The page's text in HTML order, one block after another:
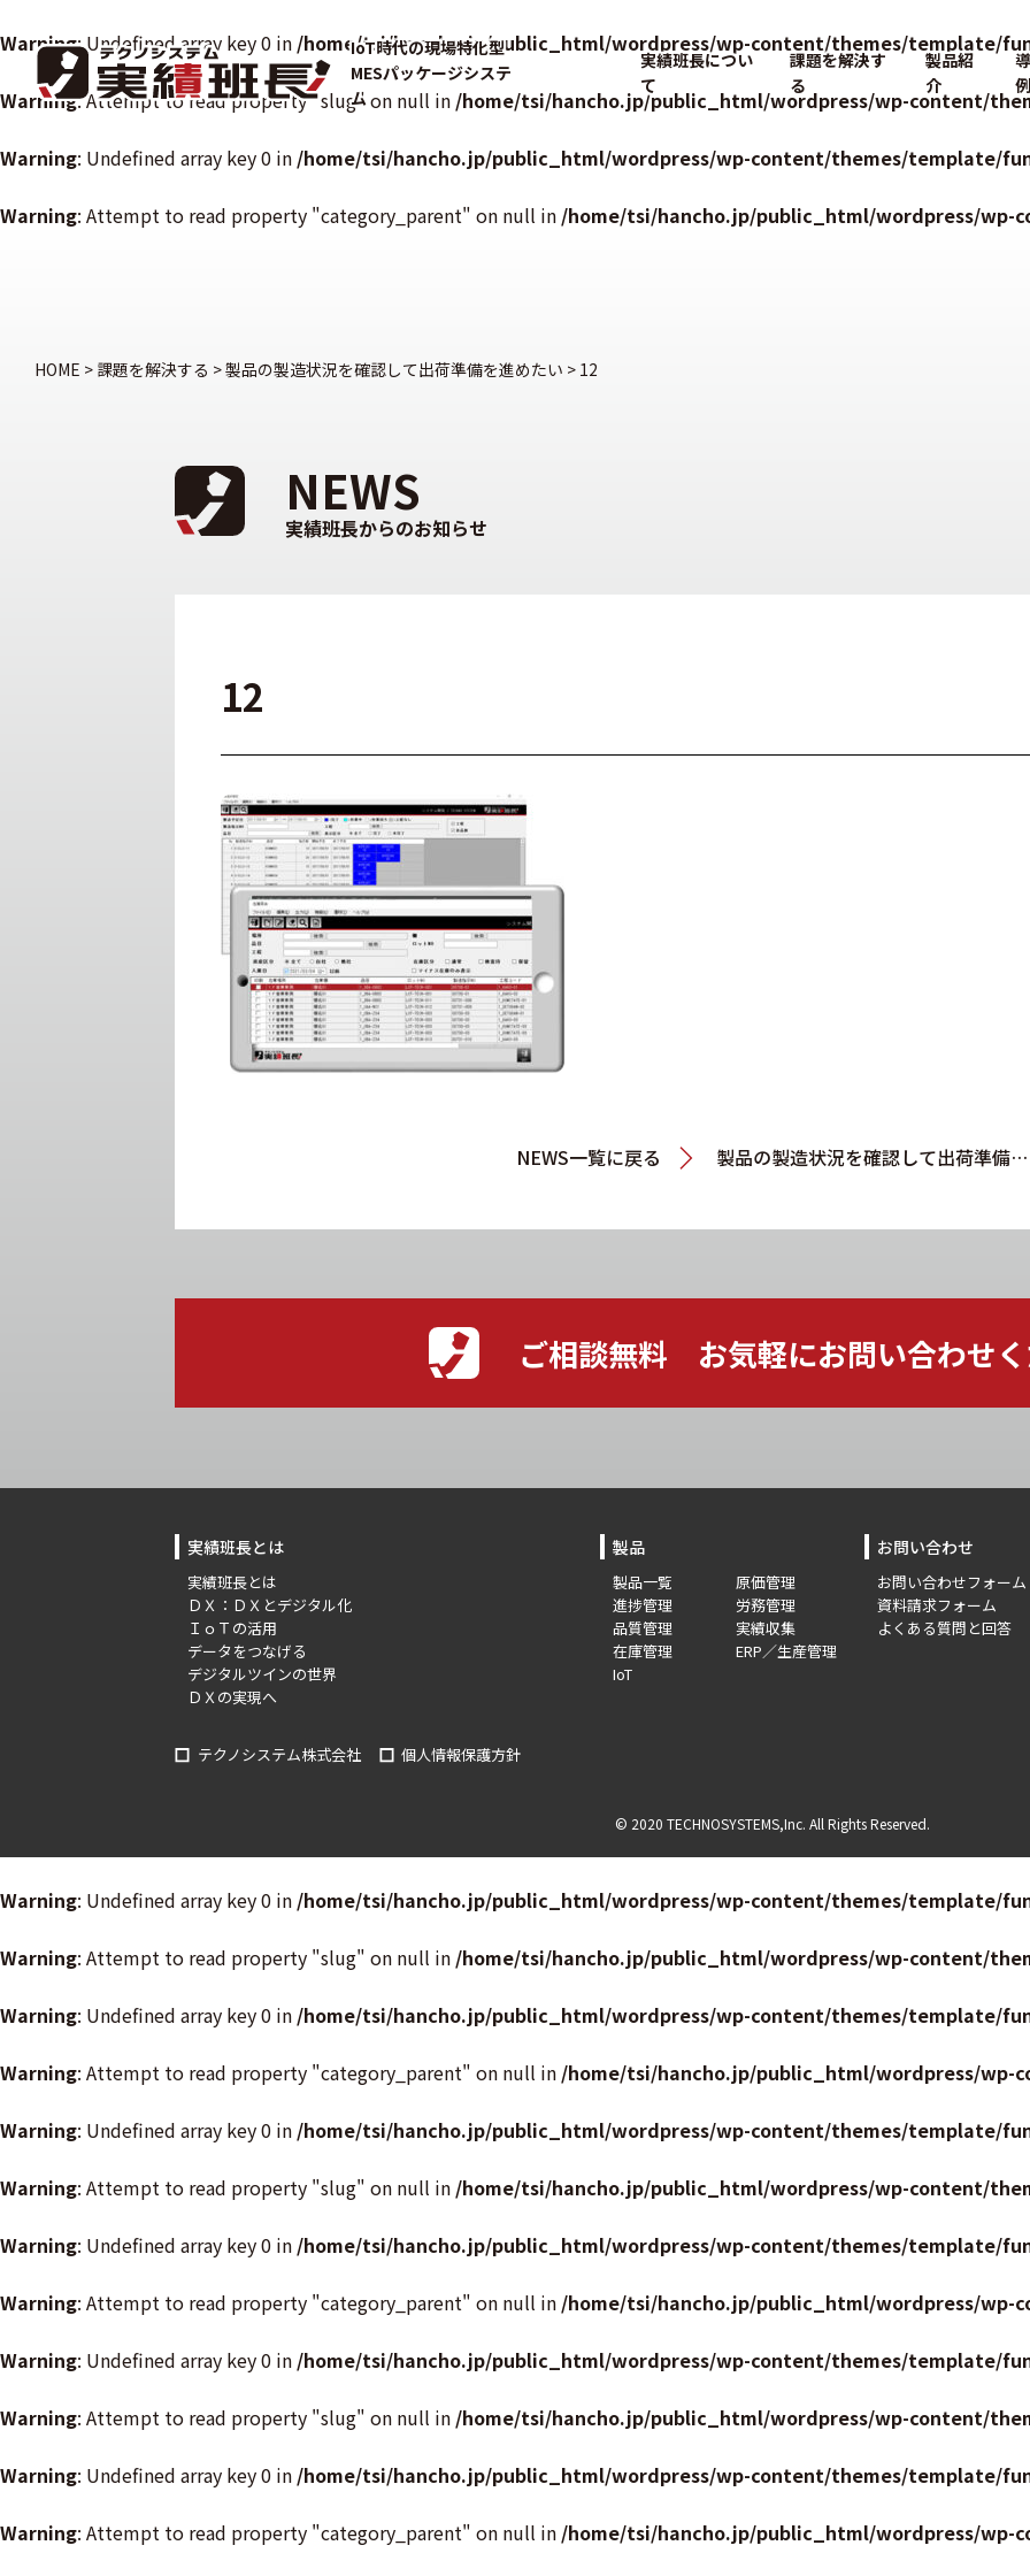
Warning: Undefined array key 0 in /home/tsi/hancho.jp/public_html/wordpress/wp-content/themes/template/
Warning: Attempt to read property "slug" on null in /home/tsi/hancho.jp/public_html/wordpress/wp-content/
Warning: Undefined array key 0 in /home/tsi/hancho.jp/public_html/wordpress/wp-content/themes/template/
Warning: Attempt to read property "category_parent" on null in /home/tsi/hancho.jp/public_html/wordpress/
IoT時代の現場特化型
MESパッケージシステ
ム
実績班長につい
て
課題を解決す
る
製品紹
介
例
HOME > 課題を解決する >製品の製造状況を確認して出荷準備を進めたい > 12
NEWS
実績班長からのお知らせ
12
NEWS一覧に戻る 製品の製造状況を確認して出荷準備を進めたい
ご相談無料 お気軽にお問い合わせ
実績班長とは
実績班長とは
ＤＸ：ＤＸとデジタル化
ＩｏＴの活用
データをつなげる
デジタルツインの世界
ＤＸの実現へ
製品
製品一覧
進捗管理
品質管理
在庫管理
IoT
原価管理
労務管理
実績収集
ERP／生産管理
お問い合わせ
お問い合わせフォーム
資料請求フォーム
よくある質問と回答
テクノシステム株式会社 個人情報保護方針
© 2020 TECHNOSYSTEMS,Inc. All Rights Reserved.
Warning: Undefined array key 0 in /home/tsi/hancho.jp/public_html/wordpress/wp-content/themes/template/
Warning: Attempt to read property "slug" on null in /home/tsi/hancho.jp/public_html/wordpress/wp-content/
Warning: Undefined array key 0 in /home/tsi/hancho.jp/public_html/wordpress/wp-content/themes/template/
Warning: Attempt to read property "category_parent" on null in /home/tsi/hancho.jp/public_html/wordpress/
Warning: Undefined array key 0 in /home/tsi/hancho.jp/public_html/wordpress/wp-content/themes/template/
Warning: Attempt to read property "slug" on null in /home/tsi/hancho.jp/public_html/wordpress/wp-content/
Warning: Undefined array key 0 in /home/tsi/hancho.jp/public_html/wordpress/wp-content/themes/template/
Warning: Attempt to read property "category_parent" on null in /home/tsi/hancho.jp/public_html/wordpress/
Warning: Undefined array key 0 in /home/tsi/hancho.jp/public_html/wordpress/wp-content/themes/template/
Warning: Attempt to read property "slug" on null in /home/tsi/hancho.jp/public_html/wordpress/wp-content/
Warning: Undefined array key 0 in /home/tsi/hancho.jp/public_html/wordpress/wp-content/themes/template/
Warning: Attempt to read property "category_parent" on null in /home/tsi/hancho.jp/public_html/wordpress/